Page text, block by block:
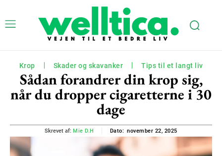
Krop Skader og skavanker Tips til et langt liv
Sådan forandrer din krop sig,
når du dropper cigaretterne i 30
dage
Skrevet af: Mie D.H Dato: november 22, 2025